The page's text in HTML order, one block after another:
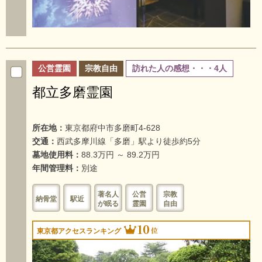
公営霊園 宗教自由 訪れた人の感想・・・4人
都立多磨霊園
所在地： 東京都府中市多磨町4-628
交通： 西武多摩川線「多磨」駅より徒歩約5分
墓地使用料： 88.3万円 ～ 89.2万円
年間管理料： 別途
納骨堂 駅近
著名人
が眠る
公営
霊園
宗教
自由
東京都アクセスランキング 10位